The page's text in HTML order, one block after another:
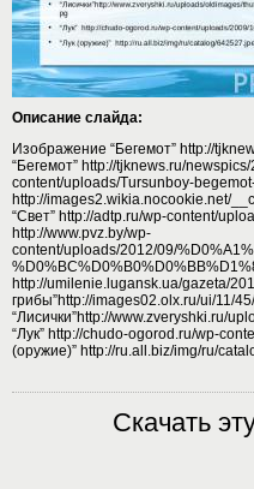
Описание слайда:
Изображение “Бегемот” http://
“Бегемот” http://tjknews.ru/
content/uploads/Tursunboy-
http://images2.wikia.nocookie.net/
“Свет” http://adtp.ru/wp-content/
http://www.pvz.by/wp-
content/uploads/2012/09/
http://umilenie.lugansk.ua/gazeta/
грибы”http://images02.olx.ru/ui/11/
“Лисички”http://www.zveryshki.ru/
“Лук” http://chudo-ogorod.ru/wp-
(оружие)” http://ru.all.biz/img/ru/
Скачать